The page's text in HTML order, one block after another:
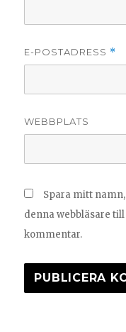
E-POSTADRESS *
WEBBPLATS
Spara mitt
denna webbläsare
kommentar.